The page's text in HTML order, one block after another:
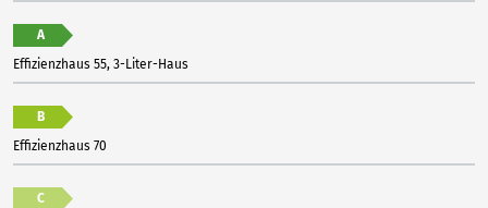
A
Effizienzhaus 55, 3-Liter-Haus
B
Effizienzhaus 70
C